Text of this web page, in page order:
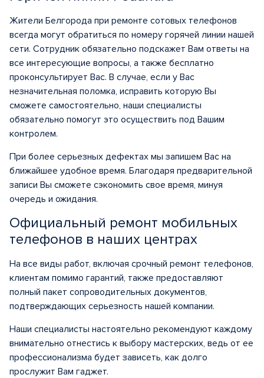
Жители Белгорода при ремонте сотовых телефонов
всегда могут обратиться по номеру горячей линии нашей
сети. Сотрудник обязательно подскажет Вам ответы на
все интересующие вопросы, а также бесплатно
проконсультирует Вас. В случае, если у Вас
незначительная поломка, исправить которую Вы
сможете самостоятельно, наши специалисты
обязательно помогут это осуществить под Вашим
контролем.
При более серьезных дефектах мы запишем Вас на
ближайшее удобное время. Благодаря предварительной
записи Вы сможете сэкономить свое время, минуя
очередь и ожидания.
Официальный ремонт мобильных
телефонов в наших центрах
На все виды работ, включая срочный ремонт телефонов,
клиентам помимо гарантий, также предоставляют
полный пакет сопроводительных документов,
подтверждающих серьезность нашей компании.
Наши специалисты настоятельно рекомендуют каждому
внимательно отнестись к выбору мастерских, ведь от ее
профессионализма будет зависеть, как долго
прослужит Вам гаджет.